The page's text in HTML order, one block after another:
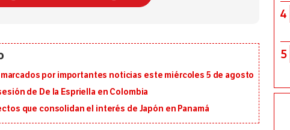
por importantes noticias este miércoles 5 de agosto
de De la Espriella en Colombia
que consolidan el interés de Japón en Panamá
4
5